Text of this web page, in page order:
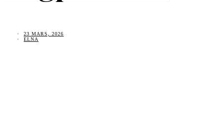
23 MARS, 2026
ELNA